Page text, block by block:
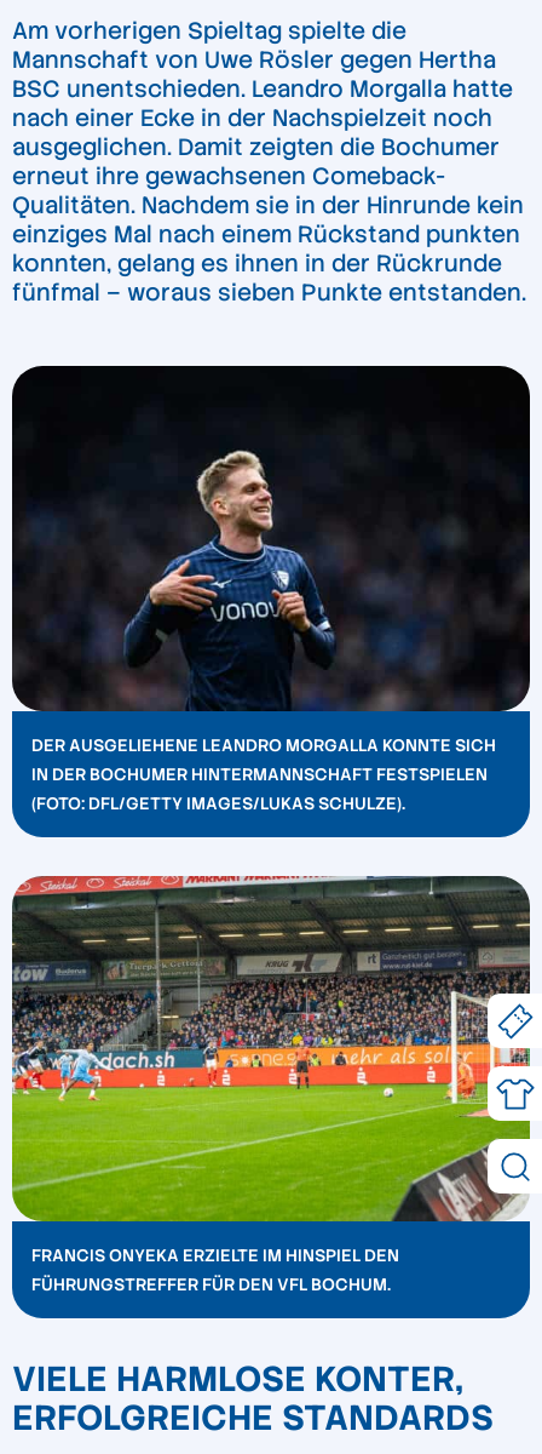
Am vorherigen Spieltag spielte die
Mannschaft von Uwe Rösler gegen Hertha
BSC unentschieden. Leandro Morgalla hatte
nach einer Ecke in der Nachspielzeit noch
ausgeglichen. Damit zeigten die Bochumer
erneut ihre gewachsenen Comeback-
Qualitäten. Nachdem sie in der Hinrunde kein
einziges Mal nach einem Rückstand punkten
konnten, gelang es ihnen in der Rückrunde
fünfmal – woraus sieben Punkte entstanden.
DER AUSGELIEHENE LEANDRO MORGALLA KONNTE SICH
IN DER BOCHUMER HINTERMANNSCHAFT FESTSPIELEN
(FOTO: DFL/GETTY IMAGES/LUKAS SCHULZE).
FRANCIS ONYEKA ERZIELTE IM HINSPIEL DEN
FÜHRUNGSTREFFER FÜR DEN VFL BOCHUM.
VIELE HARMLOSE KONTER,
ERFOLGREICHE STANDARDS